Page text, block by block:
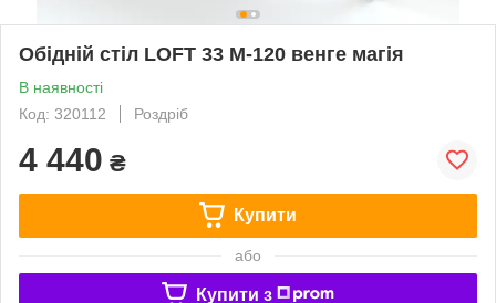
Обідній стіл LOFT 33 M-120 венге магія
В наявності
Код: 320112
Роздріб
4 440 ₴
Купити
або
Купити з